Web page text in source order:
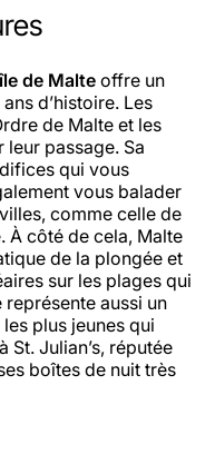
de Malte offre un
d’histoire. Les
de Malte et les
leur passage. Sa
qui vous
vous balader
comme celle de
À côté de cela, Malte
de la plongée et
sur les plages qui
aussi un
plus jeunes qui
St. Julian’s, réputée
boîtes de nuit très